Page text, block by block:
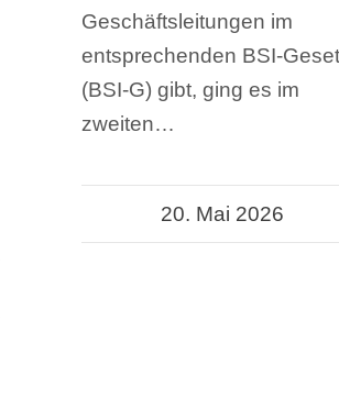
Geschäftsleitungen im
entsprechenden BSI-
(BSI-G) gibt, ging es im
zweiten…
20. Mai 2026